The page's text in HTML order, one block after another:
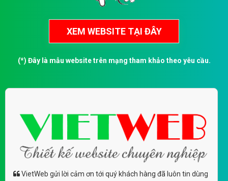
(*) Đây là mẫu website trên mạng tham khảo theo yêu cầu.
VietWeb gửi lời cảm ơn tới quý khách hàng đã luôn tin dùng